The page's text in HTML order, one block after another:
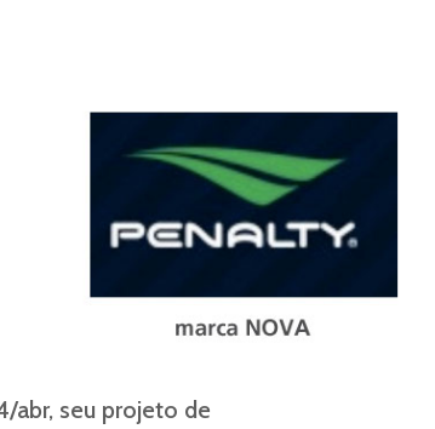
abr, seu projeto de